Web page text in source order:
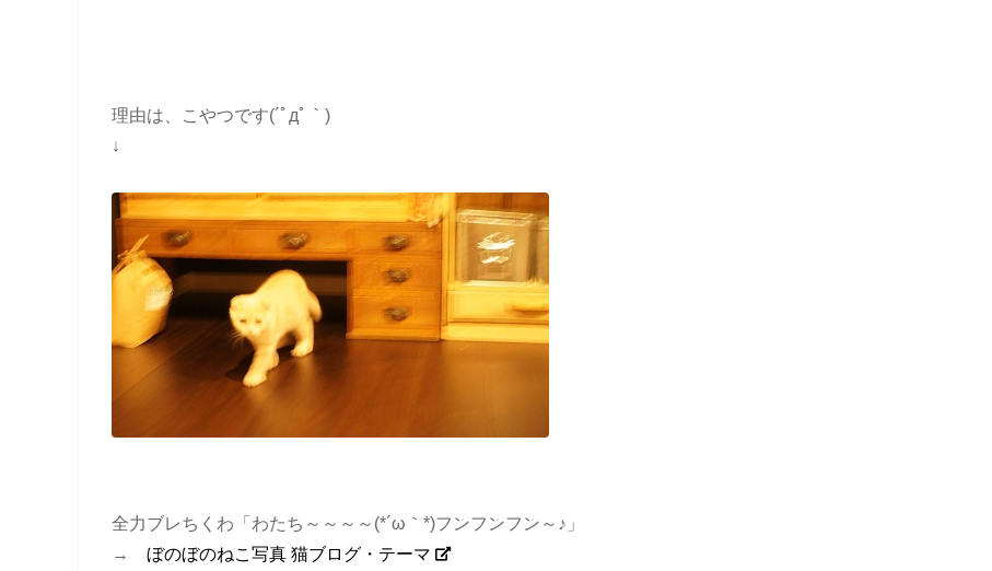
理由は、こやつです(´ﾟдﾟ｀)
↓
全力ブレちくわ「わたち～～～～(*´ω｀*)フンフンフン～♪」
→ ぼのぼのねこ写真 猫ブログ・テーマ